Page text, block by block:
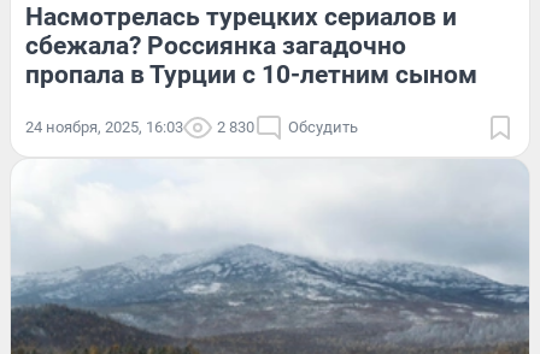
Насмотрелась турецких сериалов и
сбежала? Россиянка загадочно
пропала в Турции с 10-летним сыном
24 ноября, 2025, 16:03 2 830 Обсудить